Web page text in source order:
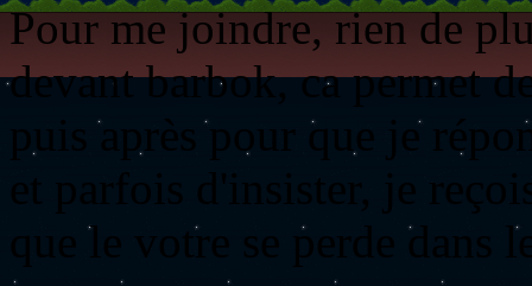
Pour me joindre, rien de
devant barbok, ca permet
puis après pour que je
et parfois d'insister, je
que le votre se perde dans